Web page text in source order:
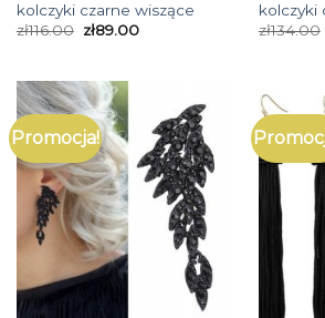
kolczyki czarne wiszące
zł116.00 zł89.00
kolczyki
zł134.00
Promocja!